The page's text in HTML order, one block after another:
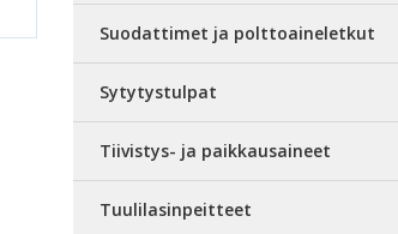
Suodattimet ja polttoaineletkut
Sytytystulpat
Tiivistys- ja paikkausaineet
Tuulilasinpeitteet